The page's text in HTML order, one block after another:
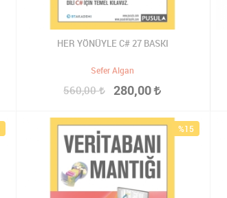
HER YÖNÜYLE C# 27 BASKI
Sefer Algan
560,00 280,00
%15